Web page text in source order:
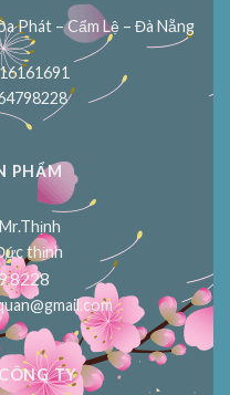
Phát – Cẩm Lệ – Đà Nẵng
PHẨM
thịnh
8228
TY